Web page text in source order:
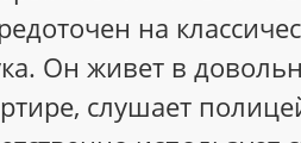
на
Он живет в
слушает